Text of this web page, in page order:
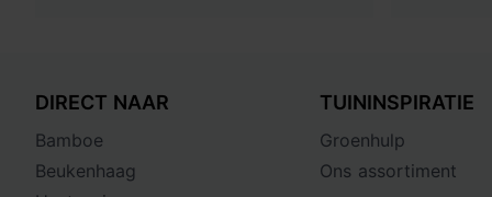
DIRECT NAAR
Bamboe
Beukenhaag
TUININSPIRATIE
Groenhulp
Ons assortiment